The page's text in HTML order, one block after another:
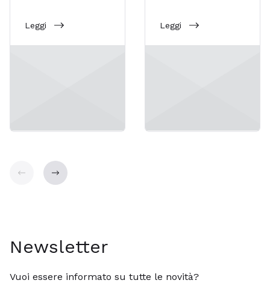
Leggi Leggi
Indietro Avanti
Newsletter
Vuoi essere informato su tutte le novità?